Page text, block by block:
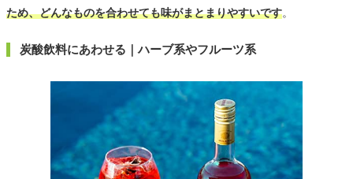
ため、どんなものを合わせても味がまとまりやすいです。
炭酸飲料にあわせる｜ハーブ系やフルーツ系